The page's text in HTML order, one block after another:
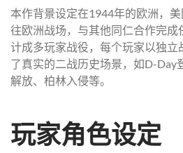
本作背景设定在1944年的欧洲，
往欧洲战场，与其他同仁合作完成
计成多玩家战役，每个玩家以独立
了真实的二战历史场景，如D-Day
解放、柏林入侵等。
玩家角色设定